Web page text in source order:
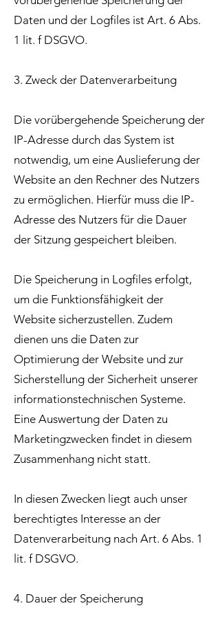
Daten und der Logfiles ist Art. 6 Abs.
1 lit. f DSGVO.
3. Zweck der Datenverarbeitung
Die vorübergehende Speicherung der
IP-Adresse durch das System ist
notwendig, um eine Auslieferung der
Website an den Rechner des Nutzers
zu ermöglichen. Hierfür muss die IP-
Adresse des Nutzers für die Dauer
der Sitzung gespeichert bleiben.
Die Speicherung in Logfiles erfolgt,
um die Funktionsfähigkeit der
Website sicherzustellen. Zudem
dienen uns die Daten zur
Optimierung der Website und zur
Sicherstellung der Sicherheit unserer
informationstechnischen Systeme.
Eine Auswertung der Daten zu
Marketingzwecken findet in diesem
Zusammenhang nicht statt.
In diesen Zwecken liegt auch unser
berechtigtes Interesse an der
Datenverarbeitung nach Art. 6 Abs. 1
lit. f DSGVO.
4. Dauer der Speicherung